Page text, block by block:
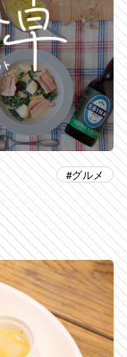
グルメ